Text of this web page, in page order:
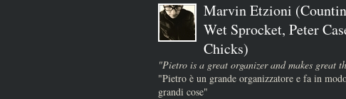
Marvin Etzioni
Wet Sprocket, Peter
Chicks)
"Pietro is a great organizer and makes great
"Pietro è un grande organizzatore e fa in
grandi cose"